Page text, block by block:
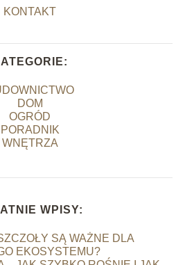
KONTAKT
DOM
OGRÓD
PORADNIK
WNĘTRZA
WPISY:
SĄ WAŻNE DLA
EKOSYSTEMU?